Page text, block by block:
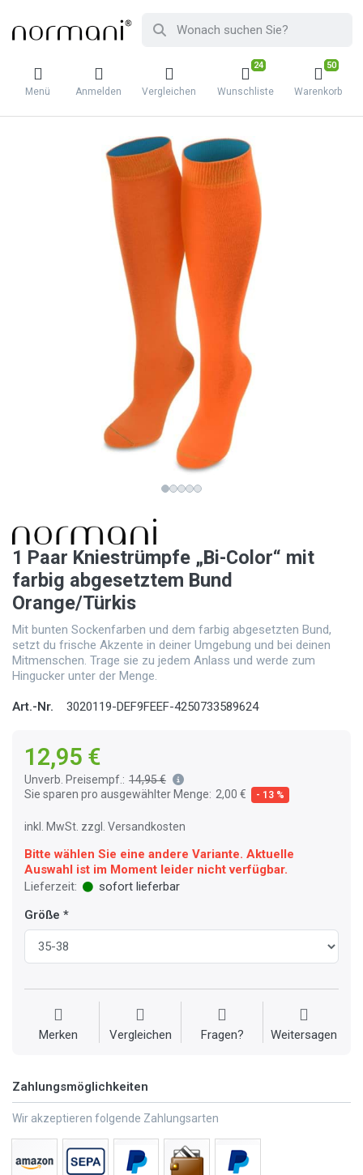
Menü Anmelden Vergleichen
24
Wunschliste
50
Warenkorb
1 Paar Kniestrümpfe „Bi-Color“ mit
farbig abgesetztem Bund
Orange/Türkis
Mit bunten Sockenfarben und dem farbig abgesetzten Bund,
setzt du frische Akzente in deiner Umgebung und bei deinen
Mitmenschen. Trage sie zu jedem Anlass und werde zum
Hingucker unter der Menge.
Art.-Nr. 3020119-DEF9FEEF-4250733589624
12,95 €
Unverb. Preisempf.: 14,95 €
Sie sparen pro ausgewählter Menge: 2,00 € - 13 %
inkl. MwSt. zzgl. Versandkosten
Bitte wählen Sie eine andere Variante. Aktuelle
Auswahl ist im Moment leider nicht verfügbar.
Lieferzeit:
sofort lieferbar
Größe
Merken Vergleichen Fragen? Weitersagen
Zahlungsmöglichkeiten
Wir akzeptieren folgende Zahlungsarten